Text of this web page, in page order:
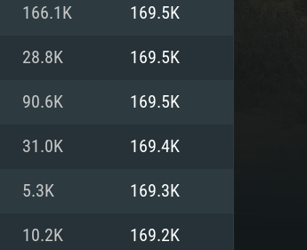
166.1K 169.5K
28.8K 169.5K
90.6K 169.5K
31.0K 169.4K
5.3K 169.3K
10.2K 169.2K